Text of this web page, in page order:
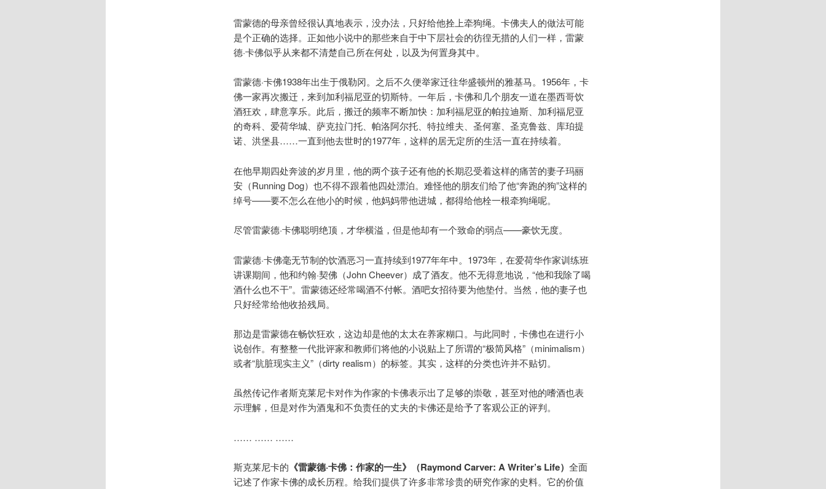
雷蒙德的母亲曾经很认真地表示，没办法，只好给他拴上牵狗绳。卡佛夫人的做法可能
是个正确的选择。正如他小说中的那些来自于中下层社会的彷徨无措的人们一样，雷蒙
德·卡佛似乎从来都不清楚自己所在何处，以及为何置身其中。
雷蒙德·卡佛1938年出生于俄勒冈。之后不久便举家迁往华盛顿州的雅基马。1956年，卡
佛一家再次搬迁，来到加利福尼亚的切斯特。一年后，卡佛和几个朋友一道在墨西哥饮
酒狂欢，肆意享乐。此后，搬迁的频率不断加快：加利福尼亚的帕拉迪斯、加利福尼亚
的奇科、爱荷华城、萨克拉门托、帕洛阿尔托、特拉维夫、圣何塞、圣克鲁兹、库珀提
诺、洪堡县……一直到他去世时的1977年，这样的居无定所的生活一直在持续着。
在他早期四处奔波的岁月里，他的两个孩子还有他的长期忍受着这样的痛苦的妻子玛丽
安（Running Dog）也不得不跟着他四处漂泊。难怪他的朋友们给了他“奔跑的狗”这样的
绰号——要不怎么在他小的时候，他妈妈带他进城，都得给他栓一根牵狗绳呢。
尽管雷蒙德·卡佛聪明绝顶，才华横溢，但是他却有一个致命的弱点——豪饮无度。
雷蒙德·卡佛毫无节制的饮酒恶习一直持续到1977年年中。1973年，在爱荷华作家训练班
讲课期间，他和约翰·契佛（John Cheever）成了酒友。他不无得意地说，“他和我除了喝
酒什么也不干”。雷蒙德还经常喝酒不付帐。酒吧女招待要为他垫付。当然，他的妻子也
只好经常给他收拾残局。
那边是雷蒙德在畅饮狂欢，这边却是他的太太在养家糊口。与此同时，卡佛也在进行小
说创作。有整整一代批评家和教师们将他的小说贴上了所谓的“极简风格”（minimalism）
或者“肮脏现实主义”（dirty realism）的标签。其实，这样的分类也许并不贴切。
虽然传记作者斯克莱尼卡对作为作家的卡佛表示出了足够的崇敬，甚至对他的嗜酒也表
示理解，但是对作为酒鬼和不负责任的丈夫的卡佛还是给予了客观公正的评判。
…… …… ……
斯克莱尼卡的 《雷蒙德·卡佛：作家的一生》（Raymond Carver: A Writer’s Life） 全面
记述了作家卡佛的成长历程。给我们提供了许多非常珍贵的研究作家的史料。它的价值